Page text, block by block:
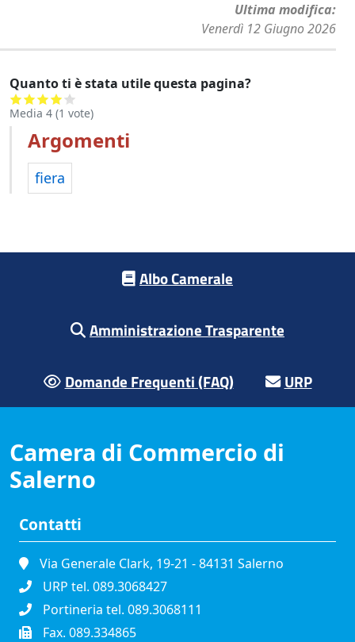
Ultima modifica
Venerdì 12 Giugno 2026
Quanto ti è stata utile questa pagina?
Media 4 (1 vote)
Argomenti
fiera
Albo Camerale
Amministrazione Trasparente
Domande Frequenti (FAQ) URP
Camera di Commercio di
Salerno
Contatti
Via Generale Clark, 19-21 - 84131 Salerno
URP tel. 089.3068427
Portineria tel. 089.3068111
Fax. 089.334865